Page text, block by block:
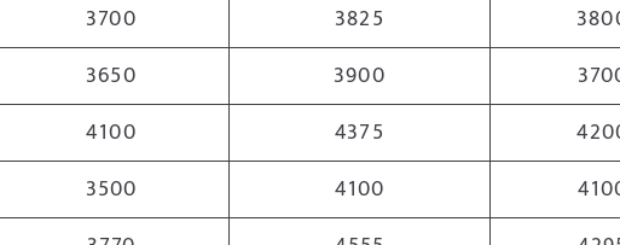
3700 3825
3650 3900
4100 4375
3500 4100